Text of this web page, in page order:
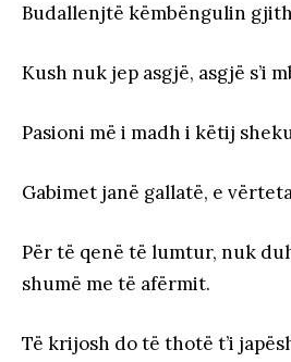
Budallenjtë këmbëngulin
Kush nuk jep asgjë, asgjë s’i
Pasioni më i madh i këtij
Gabimet janë gallatë, e
Për të qenë të lumtur, nuk
shumë me të afërmit.
Të krijosh do të thotë t’i